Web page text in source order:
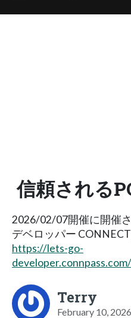
信頼される
2026/02/07開催に開催
デベロッパー
https://lets-go-
Terry
February 10, 2026